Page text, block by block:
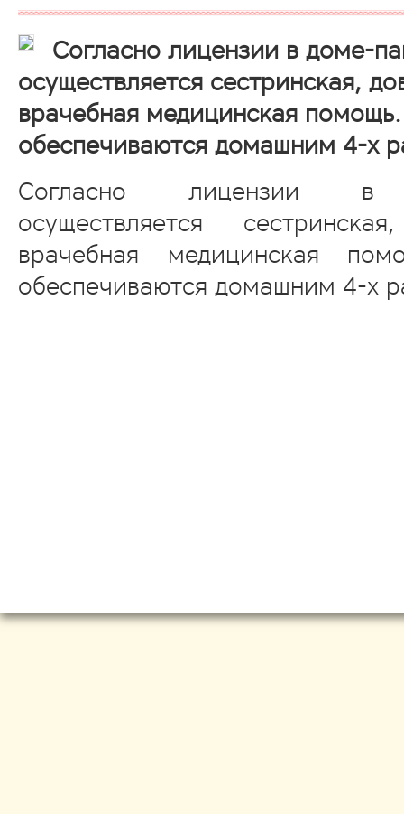
Согласно лицензии в доме-
осуществляется сестринская,
врачебная медицинская
обеспечиваются домашним 4-х
Согласно лицензии в
осуществляется
врачебная медицинская
обеспечиваются домашним 4-х